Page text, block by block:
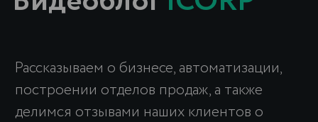
FAQs
автоматизации бизнеса в Ташкенте и
других городах Узбекистана.